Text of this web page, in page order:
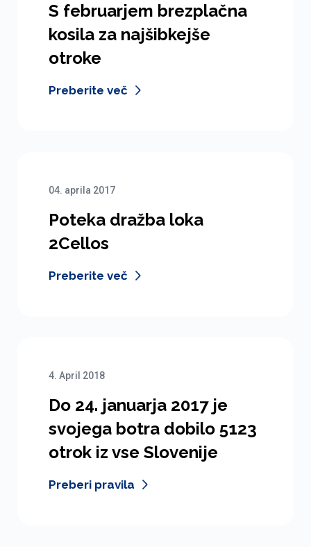
S februarjem brezplačna
kosila za najšibkejše
otroke
Preberite več
04. aprila 2017
Poteka dražba loka
2Cellos
Preberite več
4. April 2018
Do 24. januarja 2017 je
svojega botra dobilo 5123
otrok iz vse Slovenije
Preberi pravila